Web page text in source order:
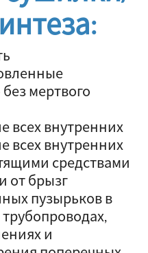
мертвого
всех внутренних
всех внутренних
средствами
от брызг
пузырьков в
трубопроводах,
и